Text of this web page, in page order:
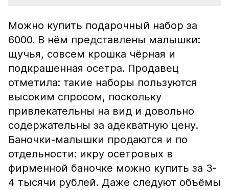
Можно купить подарочный набор за
6000. В нём представлены малышки:
щучья, совсем крошка чёрная и
подкрашенная осетра. Продавец
отметила: такие наборы пользуются
высоким спросом, поскольку
привлекательны на вид и довольно
содержательны за адекватную цену.
Баночки-малышки продаются и по
отдельности: икру осетровых в
фирменной баночке можно купить за 3-
4 тысячи рублей. Даже следуют объёмы